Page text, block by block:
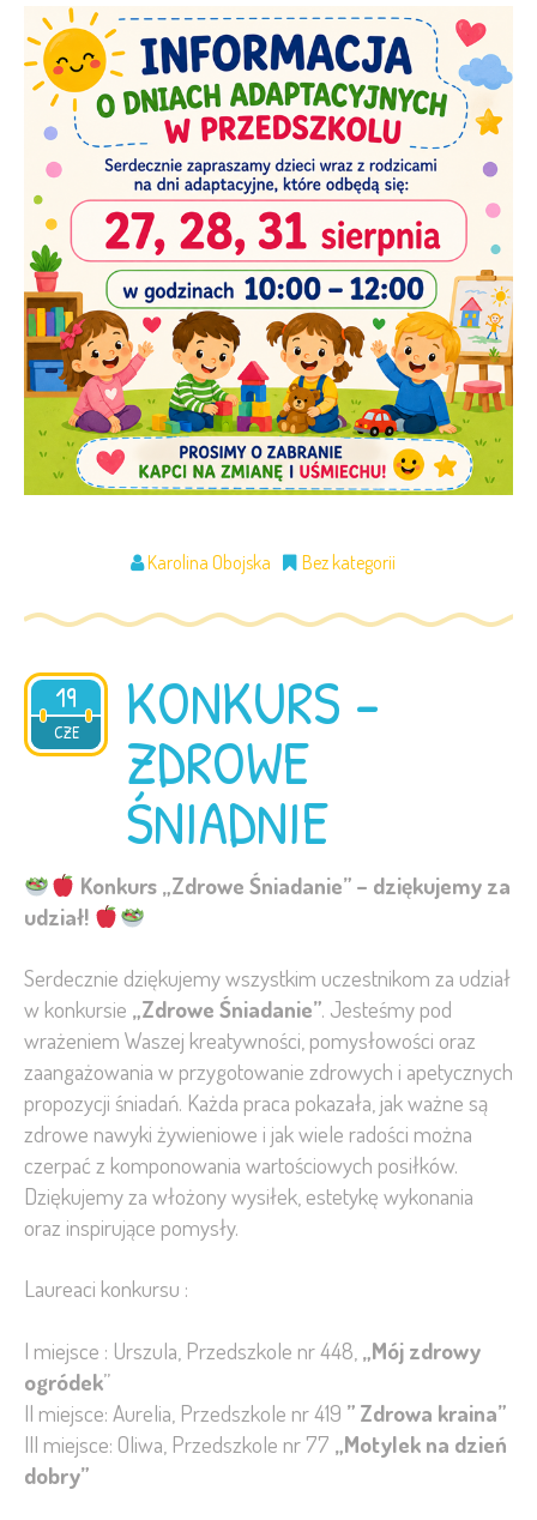
Karolina Obojska Bez kategorii
19
CZE
2026 KONKURS -
ZDROWE
ŚNIADNIE
Konkurs „Zdrowe Śniadanie” – dziękujemy za
udział!
Serdecznie dziękujemy wszystkim uczestnikom za udział
w konkursie „Zdrowe Śniadanie”. Jesteśmy pod
wrażeniem Waszej kreatywności, pomysłowości oraz
zaangażowania w przygotowanie zdrowych i apetycznych
propozycji śniadań. Każda praca pokazała, jak ważne są
zdrowe nawyki żywieniowe i jak wiele radości można
czerpać z komponowania wartościowych posiłków.
Dziękujemy za włożony wysiłek, estetykę wykonania
oraz inspirujące pomysły.
Laureaci konkursu :
I miejsce : Urszula, Przedszkole nr 448, „Mój zdrowy
ogródek”
II miejsce: Aurelia, Przedszkole nr 419 ” Zdrowa kraina”
III miejsce: Oliwa, Przedszkole nr 77 „Motylek na dzień
dobry”